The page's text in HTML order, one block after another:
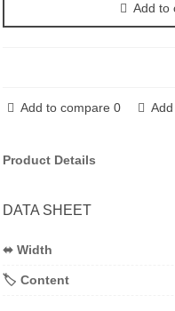
Add to
Add to compare 0
Product Details
DATA SHEET
⬌ Width
🏷️ Content